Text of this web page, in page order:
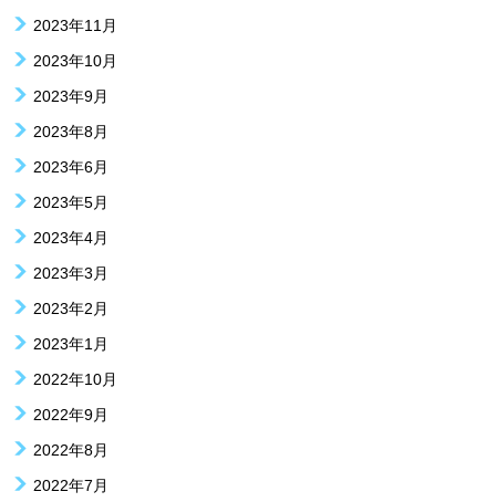
2023年11月
2023年10月
2023年9月
2023年8月
2023年6月
2023年5月
2023年4月
2023年3月
2023年2月
2023年1月
2022年10月
2022年9月
2022年8月
2022年7月